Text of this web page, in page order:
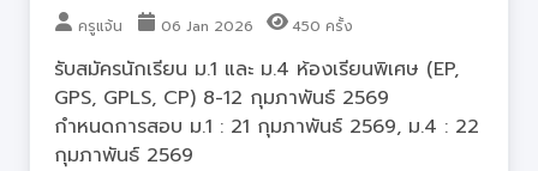
ครูแจ้น 06 Jan 2026 450 ครั้ง
รับสมัครนักเรียน ม.1 และ ม.4 ห้องเรียนพิเศษ (EP,
GPS, GPLS, CP) 8-12 กุมภาพันธ์ 2569
กำหนดการสอบ ม.1 : 21 กุมภาพันธ์ 2569, ม.4 : 22
กุมภาพันธ์ 2569